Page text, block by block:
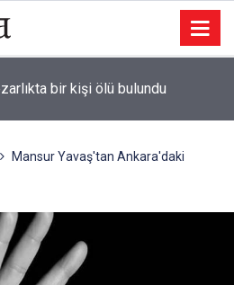
Mansur Yavaş'tan Ankara'daki